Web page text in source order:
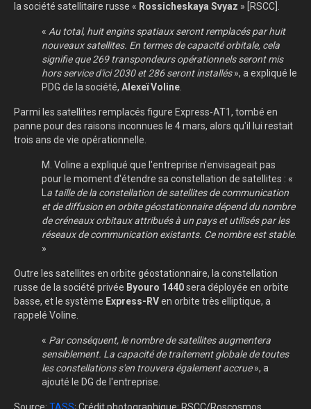
la société satellitaire russe « Rossicheskaya Svyaz » [RSCC].
« Au total, huit engins spatiaux seront remplacés par huit
nouveaux satellites. En termes de capacité orbitale, cela
signifie que 269 transpondeurs opérationnels seront mis
hors service d'ici 2030 et 286 seront installés», a expliqué le
PDG de la société, Alexeï Voline
Parmi les satellites remplacés figure Express-AT1, tombé en
panne pour des raisons inconnues le 4 mars, alors qu'il lui restait
trois ans de vie opérationnelle.
M. Voline a expliqué que l'entreprise n'envisageait pas
pour le moment d'étendre sa constellation de satellites : «
a taille de la constellation de satellites de communication
et de diffusion en orbite géostationnaire dépend du nombre
de créneaux orbitaux attribués à un pays et utilisés par les
réseaux de communication existants. Ce nombre est stable.
»
Outre les satellites en orbite géostationnaire, la constellation
russe de la société privée Byouro 1440sera déployée en orbite
basse, et le système Express-RVen orbite très elliptique, a
rappelé Voline.
« Par conséquent, le nombre de satellites augmentera
sensiblement. La capacité de traitement globale de toutes
les constellations s'en trouvera également accrue», a
ajouté le DG de l'entreprise.